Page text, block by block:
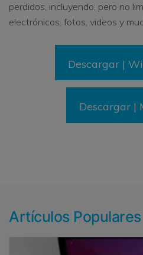
perdidos, incluyendo, pero no
electrónicos, fotos, videos y
Descargar |
Descargar |
Artículos Populares